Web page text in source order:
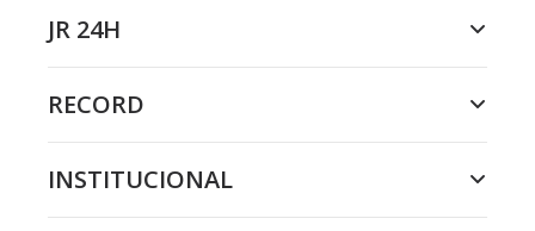
JR 24H
RECORD
INSTITUCIONAL